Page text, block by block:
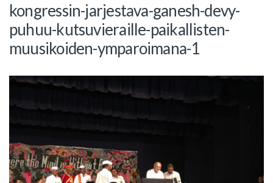
kongressin-jarjestava-ganesh-devy-
puhuu-kutsuvieraille-paikallisten-
muusikoiden-ymparoimana-1